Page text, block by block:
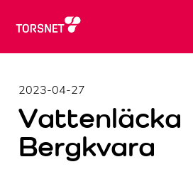
2023-04-27
Vattenläcka
Bergkvara